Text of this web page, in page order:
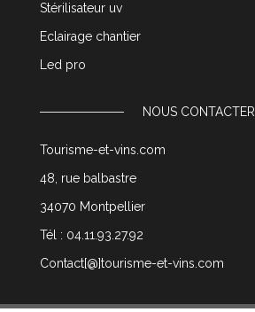
Stérilisateur uv
Eclairage chantier
Led pro
NOUS CONTACTER
Tourisme-et-vins.com
48, rue balbastre
34070 Montpellier
Tél : 04.11.93.27.92
Contact[@]tourisme-et-vins.com